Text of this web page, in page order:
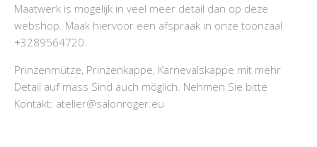
Maatwerk is mogelijk in veel meer detail dan op deze
webshop. Maak hiervoor een afspraak in onze toonzaal
+3289564720.
Prinzenmütze, Prinzenkappe, Karnevalskappe mit mehr
Detail auf mass Sind auch möglich. Nehmen Sie bitte
Kontakt: atelier@salonroger.eu